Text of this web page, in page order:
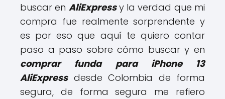
buscar en AliExpressy la verdad que mi
compra fue realmente sorprendente y
es por eso que aquí te quiero contar
paso a paso sobre cómo buscar y en
comprar funda para iPhone 13
AliExpressdesde Colombia de forma
segura, de forma segura me refiero